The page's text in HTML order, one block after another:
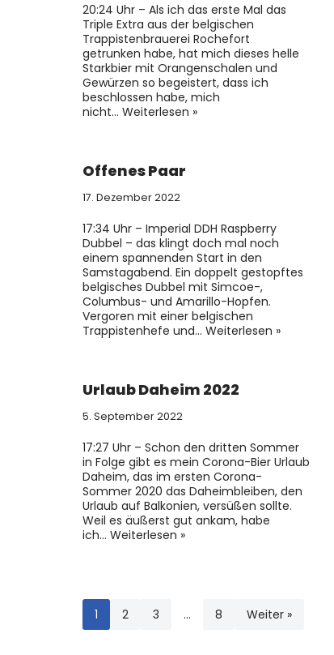
20:24 Uhr – Als ich das erste Mal das
Triple Extra aus der belgischen
Trappistenbrauerei Rochefort
getrunken habe, hat mich dieses helle
Starkbier mit Orangenschalen und
Gewürzen so begeistert, dass ich
beschlossen habe, mich
nicht… Weiterlesen »
Offenes Paar
17. Dezember 2022
17:34 Uhr – Imperial DDH Raspberry
Dubbel – das klingt doch mal noch
einem spannenden Start in den
Samstagabend. Ein doppelt gestopftes
belgisches Dubbel mit Simcoe-,
Columbus- und Amarillo-Hopfen.
Vergoren mit einer belgischen
Trappistenhefe und… Weiterlesen »
Urlaub Daheim 2022
5. September 2022
17:27 Uhr – Schon den dritten Sommer
in Folge gibt es mein Corona-Bier Urlaub
Daheim, das im ersten Corona-
Sommer 2020 das Daheimbleiben, den
Urlaub auf Balkonien, versüßen sollte.
Weil es äußerst gut ankam, habe
ich… Weiterlesen »
1 2 3 … 8 Weiter »